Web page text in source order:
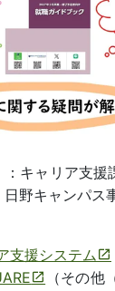
キャリア支援
野キャンパス
支援システム
（その他